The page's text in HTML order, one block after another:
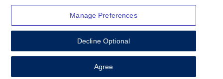
View Map
© 2024 Budget Rent A Car System, Inc.
Manage Preferences
Decline Optional
Agree